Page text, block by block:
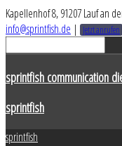
Kapellenhof 8, 91207 Lauf an
info@sprintfish.de | Jetzt anrufen
sprintfish communication
sprintfish
sprintfish